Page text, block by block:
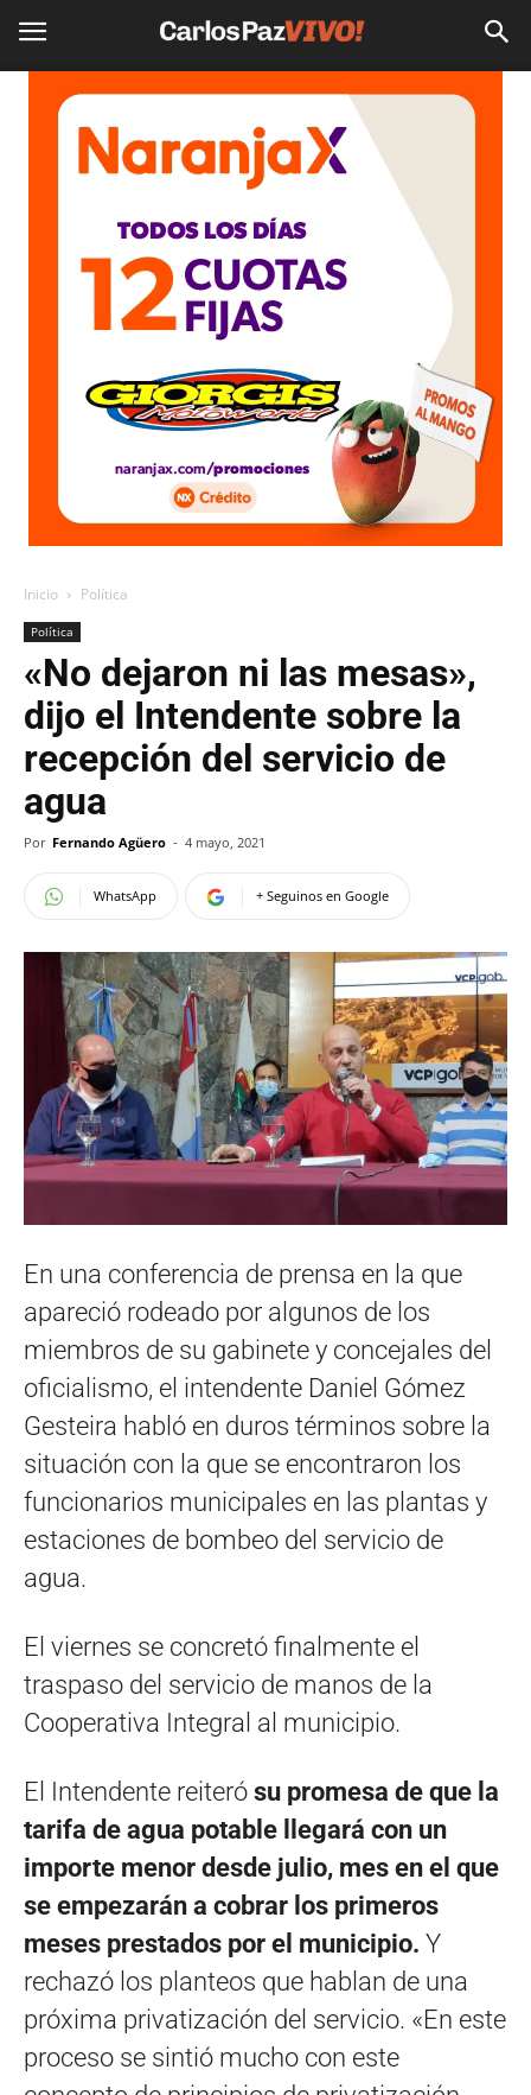
Inicio Política
Política
«No dejaron ni las mesas»,
dijo el Intendente sobre la
recepción del servicio de
agua
Por Fernando Agüero - 4 mayo, 2021
WhatsApp + Seguinos en Google
En una conferencia de prensa en la que
apareció rodeado por algunos de los
miembros de su gabinete y concejales del
oficialismo, el intendente Daniel Gómez
Gesteira habló en duros términos sobre la
situación con la que se encontraron los
funcionarios municipales en las plantas y
estaciones de bombeo del servicio de
agua.
El viernes se concretó finalmente el
traspaso del servicio de manos de la
Cooperativa Integral al municipio.
El Intendente reiteró su promesa de que la
tarifa de agua potable llegará con un
importe menor desde julio, mes en el que
se empezarán a cobrar los primeros
meses prestados por el municipio. Y
rechazó los planteos que hablan de una
próxima privatización del servicio. «En este
proceso se sintió mucho con este